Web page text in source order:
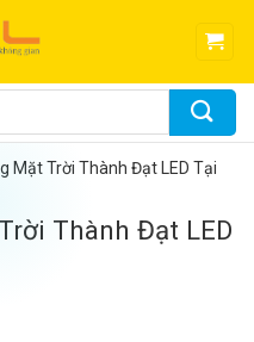
Mặt Trời Thành Đạt LED Tại
Thành Đạt LED